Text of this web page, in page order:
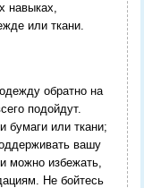
навыках,
или ткани.
обратно на
подойдут.
бумаги или ткани;
вашу
можно избежать,
Не бойтесь